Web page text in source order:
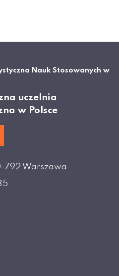
Nauk Stosowanych w
uczelnia
w Polsce
792 Warszawa